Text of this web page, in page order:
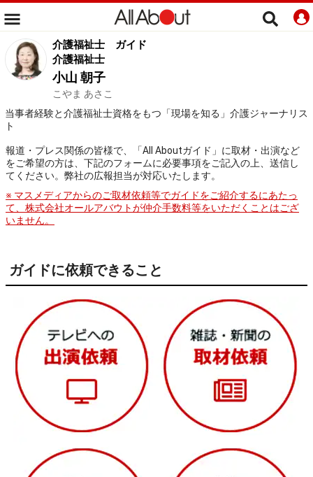
介護福祉士
ガイド
介護福祉士
小山 朝子
こやま あさこ
当事者経験と介護福祉士資格をもつ「現場を知る」介護ジャーナリス
ト
報道・プレス関係の皆様で、「All Aboutガイド」に取材・出演など
をご希望の方は、下記のフォームに必要事項をご記入の上、送信し
てください。弊社の広報担当が対応いたします。
※ マスメディアからのご取材依頼等でガイドをご紹介するにあたっ
て、株式会社オールアバウトが仲介手数料等をいただくことはござ
いません。
ガイドに依頼できること